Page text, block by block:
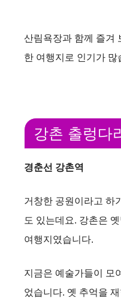
산림욕장과 함께 즐겨
한 여행지로 인기가 많
강촌 출렁다
경춘선 강촌역
거창한 공원이라고 하
도 있는데요. 강촌은
여행지였습니다.
지금은 예술가들이 모
었습니다. 옛 추억을